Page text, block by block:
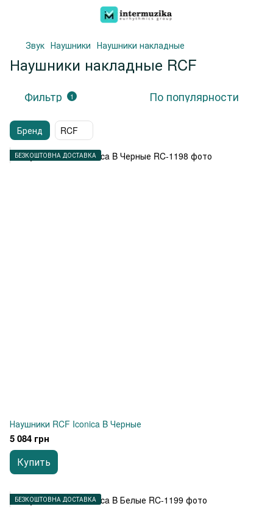
Звук Наушники Наушники накладные
Наушники накладные RCF
Фильтр 1 По популярности
Бренд RCF
БЕЗКОШТОВНА ДОСТАВКА
Наушники RCF Iconica B Черные
5 084 грн
Купить
БЕЗКОШТОВНА ДОСТАВКА